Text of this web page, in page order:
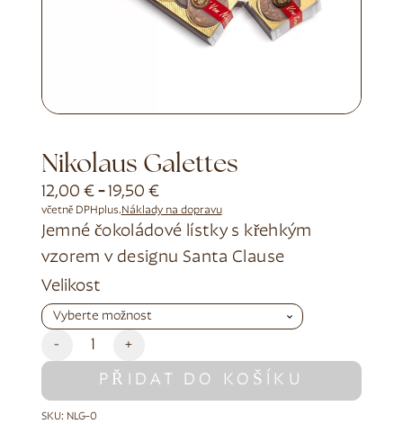
Nikolaus Galettes
12,00 €- 19,50 €
včetně DPH plus.Náklady na dopravu
Jemné čokoládové lístky s křehkým
vzorem v designu Santa Clause
Velikost
- +
PŘIDAT DO KOŠÍKU
Alternative:
SKU: NLG-0